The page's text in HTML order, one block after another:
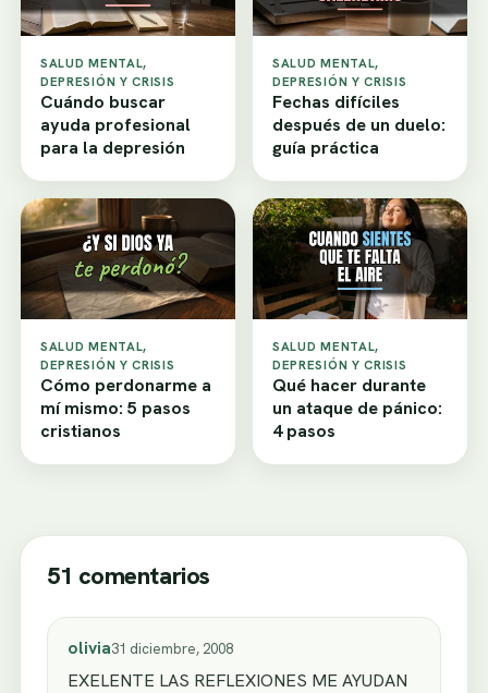
SALUD MENTAL,
DEPRESIÓN Y CRISIS
Cuándo buscar
ayuda profesional
para la depresión
SALUD MENTAL,
DEPRESIÓN Y CRISIS
Fechas difíciles
después de un duelo:
guía práctica
SALUD MENTAL,
DEPRESIÓN Y CRISIS
Cómo perdonarme a
mí mismo: 5 pasos
cristianos
SALUD MENTAL,
DEPRESIÓN Y CRISIS
Qué hacer durante
un ataque de pánico:
4 pasos
51 comentarios
olivia31 diciembre, 2008
EXELENTE LAS REFLEXIONES ME AYUDAN